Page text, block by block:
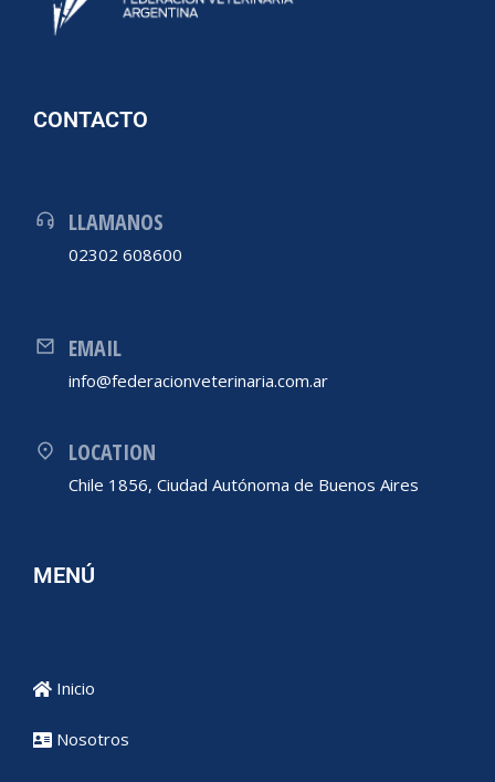
CONTACTO
LLAMANOS
02302 608600
EMAIL
info@federacionveterinaria.com.ar
LOCATION
Chile 1856, Ciudad Autónoma de Buenos Aires
MENÚ
Inicio
Nosotros